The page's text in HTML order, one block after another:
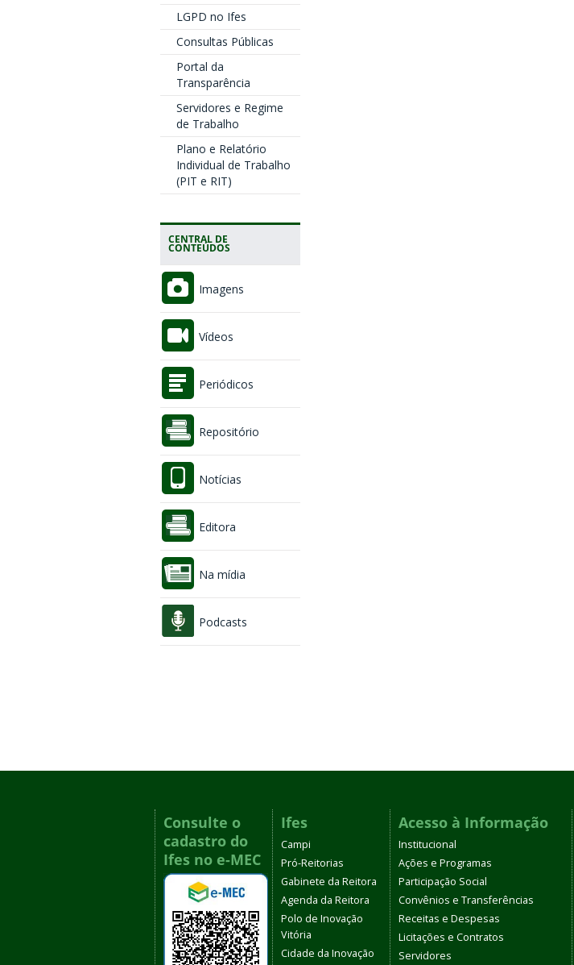
LGPD no Ifes
Consultas Públicas
Portal da
Transparência
Servidores e Regime
de Trabalho
Plano e Relatório
Individual de Trabalho
(PIT e RIT)
CENTRAL DE
CONTEÚDOS
Imagens
Vídeos
Periódicos
Repositório
Notícias
Editora
Na mídia
Podcasts
Consulte o
cadastro do
Ifes no e-MEC
Ifes
Campi
Pró-Reitorias
Gabinete da Reitora
Agenda da Reitora
Polo de Inovação
Vitória
Cidade da Inovação
Acesso à Informação
Institucional
Ações e Programas
Participação Social
Convênios e Transferências
Receitas e Despesas
Licitações e Contratos
Servidores